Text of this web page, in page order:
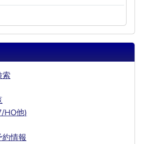
索
HO他)
情報